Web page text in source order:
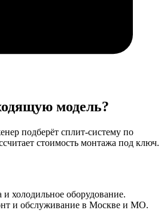
модель?
подберёт сплит-систему по
стоимость монтажа под ключ.
холодильное оборудование.
и обслуживание в Москве и МО.